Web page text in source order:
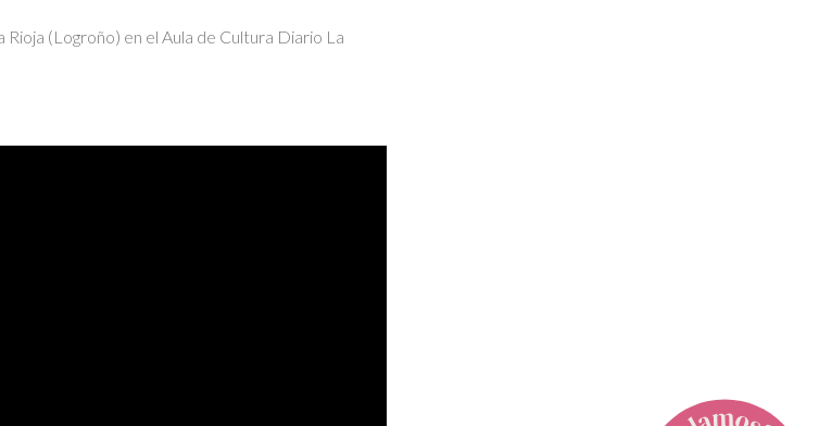
(Logroño) en el Aula de Cultura Diario La